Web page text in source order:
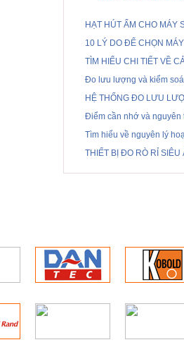
HẠT HÚT ẨM CHO MÁY
10 LÝ DO ĐỂ CHỌN
TÌM HIỂU CHI TIẾT VỀ
Đo lưu lượng và kiểm
HỆ THỐNG ĐO LƯU
Điểm cần nhớ và nguyên
Tìm hiểu về nguyên lý
THIẾT BỊ ĐO RÒ RỈ SIÊU